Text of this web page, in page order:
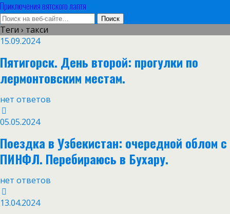
Приключения вятского лаптя
Теги › такси
15.09.2024
Пятигорск. День второй: прогулки по
лермонтовским местам.
нет ответов
05.05.2024
Поездка в Узбекистан: очередной облом с
ПИНФЛ. Перебираюсь в Бухару.
нет ответов
13.04.2024